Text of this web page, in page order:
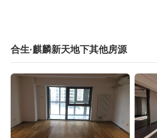
合生·麒麟新天地下其他房源